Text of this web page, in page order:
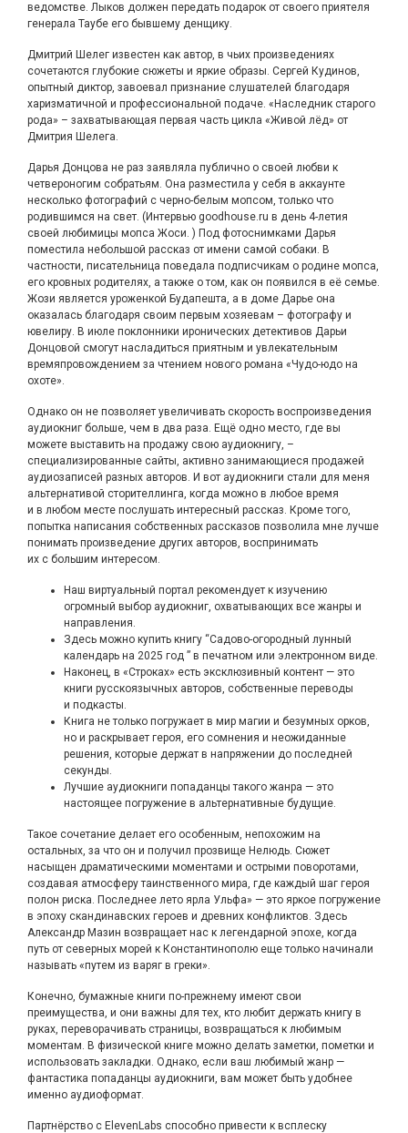
ведомстве. Лыков должен передать подарок от своего приятеля
генерала Таубе его бывшему денщику.
Дмитрий Шелег известен как автор, в чьих произведениях
сочетаются глубокие сюжеты и яркие образы. Сергей Кудинов,
опытный диктор, завоевал признание слушателей благодаря
харизматичной и профессиональной подаче. «Наследник старого
рода» – захватывающая первая часть цикла «Живой лёд» от
Дмитрия Шелега.
Дарья Донцова не раз заявляла публично о своей любви к
четвероногим собратьям. Она разместила у себя в аккаунте
несколько фотографий с черно-белым мопсом, только что
родившимся на свет. (Интервью goodhouse.ru в день 4-летия
своей любимицы мопса Жоси. ) Под фотоснимками Дарья
поместила небольшой рассказ от имени самой собаки. В
частности, писательница поведала подписчикам о родине мопса,
его кровных родителях, а также о том, как он появился в её семье.
Жози является уроженкой Будапешта, а в доме Дарье она
оказалась благодаря своим первым хозяевам – фотографу и
ювелиру. В июле поклонники иронических детективов Дарьи
Донцовой смогут насладиться приятным и увлекательным
времяпровождением за чтением нового романа «Чудо-юдо на
охоте».
Однако он не позволяет увеличивать скорость воспроизведения
аудиокниг больше, чем в два раза. Ещё одно место, где вы
можете выставить на продажу свою аудиокнигу, –
специализированные сайты, активно занимающиеся продажей
аудиозаписей разных авторов. И вот аудиокниги стали для меня
альтернативой сторителлинга, когда можно в любое время
и в любом месте послушать интересный рассказ. Кроме того,
попытка написания собственных рассказов позволила мне лучше
понимать произведение других авторов, воспринимать
их с большим интересом.
Наш виртуальный портал рекомендует к изучению
огромный выбор аудиокниг, охватывающих все жанры и
направления.
Здесь можно купить книгу “Садово-огородный лунный
календарь на 2025 год ” в печатном или электронном виде.
Наконец, в «Строках» есть эксклюзивный контент — это
книги русскоязычных авторов, собственные переводы
и подкасты.
Книга не только погружает в мир магии и безумных орков,
но и раскрывает героя, его сомнения и неожиданные
решения, которые держат в напряжении до последней
секунды.
Лучшие аудиокниги попаданцы такого жанра — это
настоящее погружение в альтернативные будущие.
Такое сочетание делает его особенным, непохожим на
остальных, за что он и получил прозвище Нелюдь. Сюжет
насыщен драматическими моментами и острыми поворотами,
создавая атмосферу таинственного мира, где каждый шаг героя
полон риска. Последнее лето ярла Ульфа» — это яркое погружение
в эпоху скандинавских героев и древних конфликтов. Здесь
Александр Мазин возвращает нас к легендарной эпохе, когда
путь от северных морей к Константинополю еще только начинали
называть «путем из варяг в греки».
Конечно, бумажные книги по-прежнему имеют свои
преимущества, и они важны для тех, кто любит держать книгу в
руках, переворачивать страницы, возвращаться к любимым
моментам. В физической книге можно делать заметки, пометки и
использовать закладки. Однако, если ваш любимый жанр —
фантастика попаданцы аудиокниги, вам может быть удобнее
именно аудиоформат.
Партнёрство с ElevenLabs способно привести к всплеску